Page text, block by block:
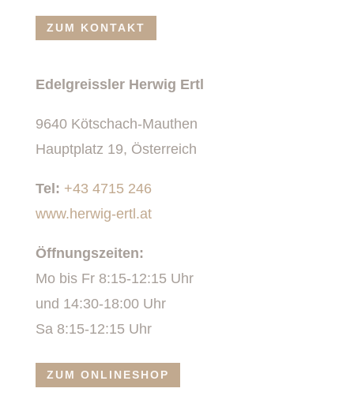
ZUM KONTAKT
Edelgreissler Herwig Ertl
9640 Kötschach-Mauthen
Hauptplatz 19, Österreich
Tel: +43 4715 246
www.herwig-ertl.at
Öffnungszeiten:
Mo bis Fr 8:15-12:15 Uhr
und 14:30-18:00 Uhr
Sa 8:15-12:15 Uhr
ZUM ONLINESHOP